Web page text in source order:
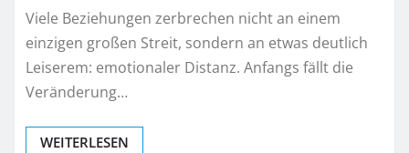
Viele Beziehungen zerbrechen nicht an einem
einzigen großen Streit, sondern an etwas deutlich
Leiserem: emotionaler Distanz. Anfangs fällt die
Veränderung…
WEITERLESEN